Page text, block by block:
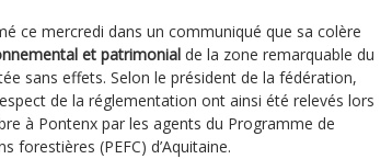
ce mercredi dans un communiqué que sa colère
et patrimonial de la zone remarquable du
sans effets. Selon le président de la fédération,
de la réglementation ont ainsi été relevés lors
à Pontenx par les agents du Programme de
forestières (PEFC) d’Aquitaine.